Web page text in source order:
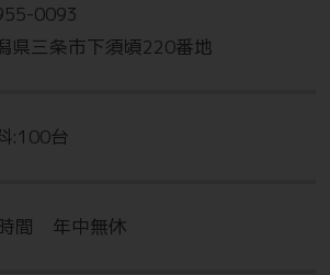
0093
県三条市下須頃220番地
:100台
間 年中無休